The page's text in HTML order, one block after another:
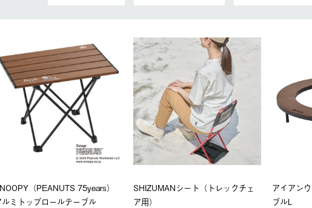
（PEANUTS 75years）
ルミトップロールテーブル
SHIZUMANシート（トレックチェ
ア用）
アイアン
ブルL